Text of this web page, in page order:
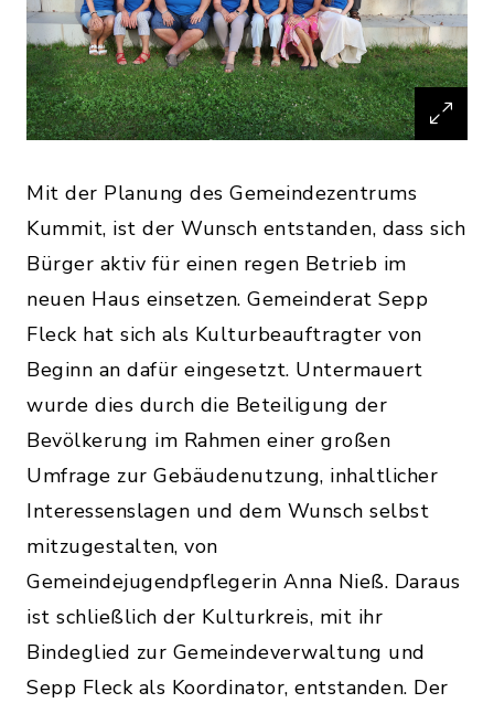
Mit der Planung des Gemeindezentrums
Kummit, ist der Wunsch entstanden, dass sich
Bürger aktiv für einen regen Betrieb im
neuen Haus einsetzen. Gemeinderat Sepp
Fleck hat sich als Kulturbeauftragter von
Beginn an dafür eingesetzt. Untermauert
wurde dies durch die Beteiligung der
Bevölkerung im Rahmen einer großen
Umfrage zur Gebäudenutzung, inhaltlicher
Interessenslagen und dem Wunsch selbst
mitzugestalten, von
Gemeindejugendpflegerin Anna Nieß. Daraus
ist schließlich der Kulturkreis, mit ihr
Bindeglied zur Gemeindeverwaltung und
Sepp Fleck als Koordinator, entstanden. Der